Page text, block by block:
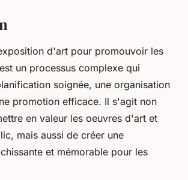
d'art pour promouvoir les
un processus complexe qui
soignée, une organisation
promotion efficace. Il s'agit non
en valeur les oeuvres d'art et
, mais aussi de créer une
et mémorable pour les